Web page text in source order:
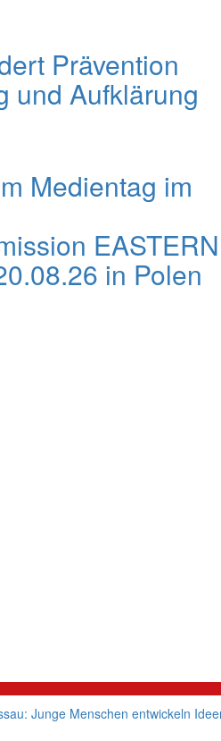
Prävention
und Aufklärung
Medientag im
EASTERN
in Polen
Junge Menschen entwickeln